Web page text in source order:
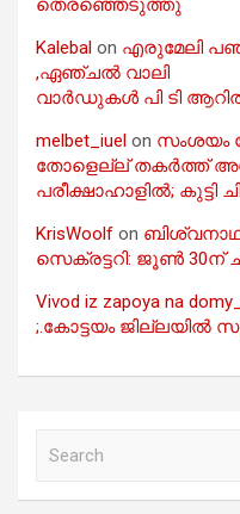
തെരഞ്ഞെടുത്തു
Kalebal on എരുമേലി
,ഏഞ്ചൽ വാലി
വാർഡുകൾ പി ടി ആറിൽ
melbet_iuel on സംശയം
തോളെല്ല് തകർത്ത്
പരീക്ഷാഹാളിൽ; കുട്ടി
KrisWoolf on
സെക്രട്ടറി: ജൂൺ
Vivod iz zapoya na
;.കോട്ടയം ജില്ലയിൽ